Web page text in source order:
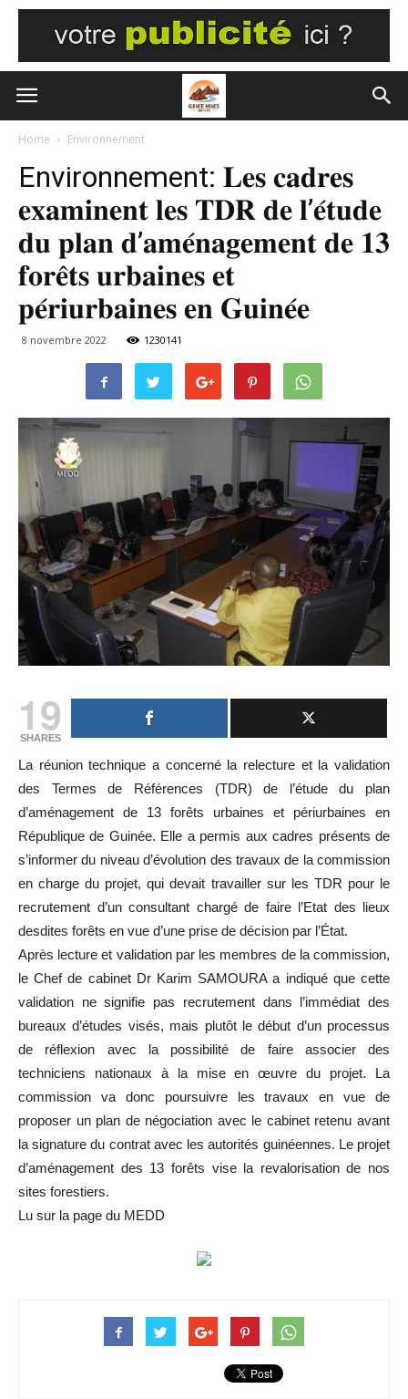
Home Environnement
Environnement: 𝐋𝐞𝐬 𝐜𝐚𝐝𝐫𝐞𝐬
𝐞𝐱𝐚𝐦𝐢𝐧𝐞𝐧𝐭 𝐥𝐞𝐬 𝐓𝐃𝐑 𝐝𝐞 𝐥’𝐞́𝐭𝐮𝐝𝐞
𝐝𝐮 𝐩𝐥𝐚𝐧 𝐝’𝐚𝐦𝐞́𝐧𝐚𝐠𝐞𝐦𝐞𝐧𝐭 𝐝𝐞 𝟏𝟑
𝐟𝐨𝐫𝐞̂𝐭𝐬 𝐮𝐫𝐛𝐚𝐢𝐧𝐞𝐬 𝐞𝐭
𝐩𝐞́𝐫𝐢𝐮𝐫𝐛𝐚𝐢𝐧𝐞𝐬 𝐞𝐧 𝐆𝐮𝐢𝐧𝐞́𝐞
8 novembre 2022 1230141
19
SHARES
La réunion technique a concerné la relecture et la validation
des Termes de Références (TDR) de l’étude du plan
d’aménagement de 13 forêts urbaines et périurbaines en
République de Guinée. Elle a permis aux cadres présents de
s’informer du niveau d’évolution des travaux de la commission
en charge du projet, qui devait travailler sur les TDR pour le
recrutement d’un consultant chargé de faire l’Etat des lieux
desdites forêts en vue d’une prise de décision par l’État.
Après lecture et validation par les membres de la commission,
le Chef de cabinet Dr Karim SAMOURA a indiqué que cette
validation ne signifie pas recrutement dans l’immédiat des
bureaux d’études visés, mais plutôt le début d’un processus
de réflexion avec la possibilité de faire associer des
techniciens nationaux à la mise en œuvre du projet. La
commission va donc poursuivre les travaux en vue de
proposer un plan de négociation avec le cabinet retenu avant
la signature du contrat avec les autorités guinéennes. Le projet
d’aménagement des 13 forêts vise la revalorisation de nos
sites forestiers.
Lu sur la page du MEDD